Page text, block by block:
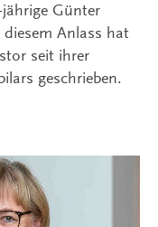
Günter
diesem Anlass hat
seit ihrer
geschrieben.